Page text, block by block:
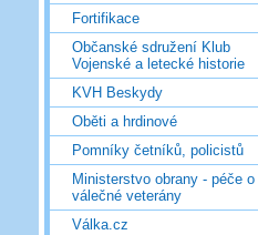
Fortifikace
Občanské sdružení Klub
Vojenské a letecké historie
KVH Beskydy
Oběti a hrdinové
Pomníky četníků, policistů
Ministerstvo obrany - péče o
válečné veterány
Válka.cz